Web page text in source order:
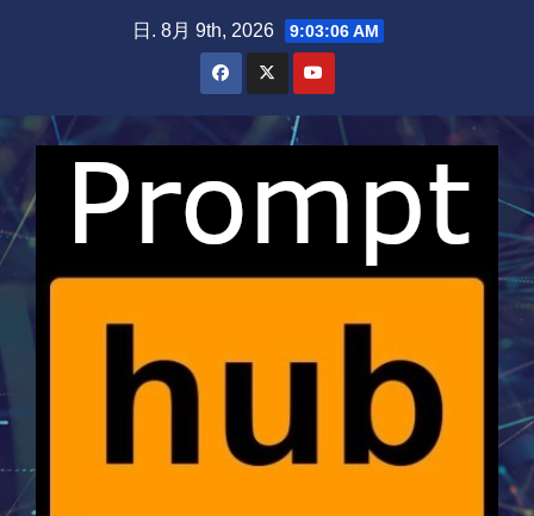
日. 8月 9th, 2026 9:03:07 AM